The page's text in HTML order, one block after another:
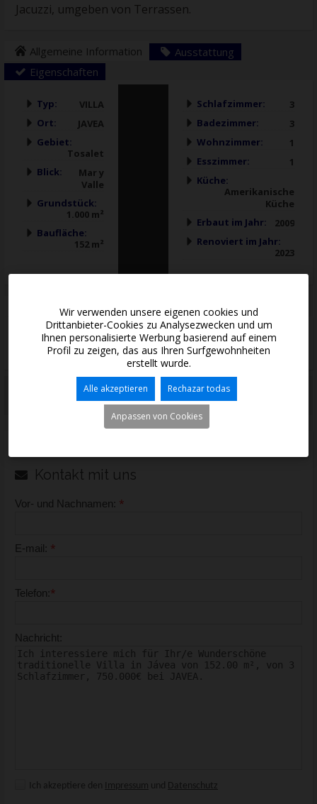
Jacuzzi, umgeben von Terrassen.
Allgemeine Information
Ausstattung
Eigenschaften
Typ:
VILLA
Ort:
JAVEA
Gebiet:
Tosalet
Blick:
Mar y
Valle
Grundstück:
1.000 m²
Baufläche:
152 m²
Schlafzimmer:
3
Badezimmer:
3
Wohnzimmer:
1
Esszimmer:
1
Küche:
Amerikanische
Küche
Erbaut im Jahr:
2009
Renoviert im Jahr:
2023
Otras características
Diese Informationen unterliegen Fehlern und sind nicht Bestandteil eines
zurückgezogen werden. Der Preis beinhaltet nicht die Kosten für den Kauf.
Kontakt mit uns
Vor- und Nachnamen: *
E-mail: *
Telefon: *
Nachricht:
Ich akzeptiere den Impressum und Datenschutz
Wir verwenden unsere eigenen cookies und
Drittanbieter-Cookies zu Analysezwecken und um
Ihnen personalisierte Werbung basierend auf einem
Profil zu zeigen, das aus Ihren Surfgewohnheiten
erstellt wurde.
Alle akzeptieren Rechazar todas
Anpassen von Cookies